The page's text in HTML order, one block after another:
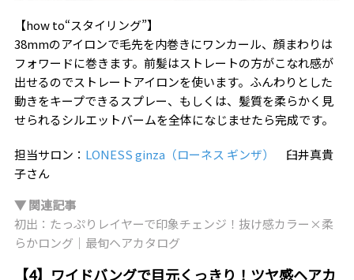
【how to“スタイリング”】
38mmのアイロンで毛先を内巻きにワンカール、顔まわりは
フォワードに巻きます。前髪はストレートの方がこなれ感が
出せるのでストレートアイロンを使います。ふんわりとした
動きをキープできるスプレー、もしくは、髪質を柔らかく見
せられるシルエットバームを全体になじませたら完成です。
担当サロン： LONESS ginza（ローネス ギンザ）
臼井真貴
子さん
▼ 関連記事
初出：たっぷりレイヤーで印象チェンジ！抜け感カラー×柔
らかロング｜最旬ヘアカタログ
【4】ワイドバングで目元くっきり！ツヤ感ヘアカ